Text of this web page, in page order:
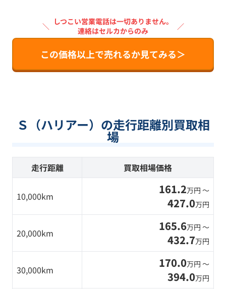
＼ しつこい営業電話は一切ありません。
連絡はセルカからのみ
／
この価格以上で売れるか見てみる＞
Ｓ（ハリアー）の走行距離別買取相
場
走行距離 買取相場価格
10,000km 161.2万円 〜
427.0万円
20,000km 165.6万円 〜
432.7万円
30,000km 170.0万円 〜
394.0万円